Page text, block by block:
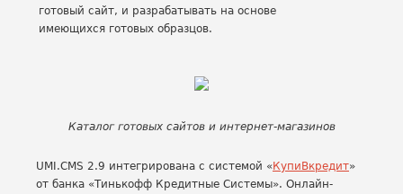
готовый сайт, и разрабатывать на основе
имеющихся готовых образцов.
Каталог готовых сайтов и интернет-магазинов
UMI.CMS 2.9 интегрирована с системой «КупиВкредит»
от банка «Тинькофф Кредитные Системы». Онлайн-